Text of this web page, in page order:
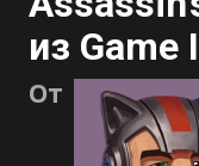
из Game
От